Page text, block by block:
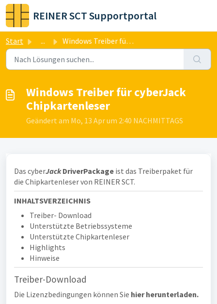
Zum hauptsächlichen Inhalt gehen
REINER SCT Supportportal
Start ... Windows Treiber für cyberJack Chipkartenleser
Windows Treiber für cyberJack
Chipkartenleser
Geändert am Mo, 13 Apr um 2:40 NACHMITTAGS
Das cyberJackDriverPackage ist das Treiberpaket für
die Chipkartenleser von REINER SCT.
INHALTSVERZEICHNIS
Treiber- Download
Unterstützte Betriebssysteme
Unterstützte Chipkartenleser
Highlights
Hinweise
Treiber-Download
Die Lizenzbedingungen können Sie hier herunterladen.